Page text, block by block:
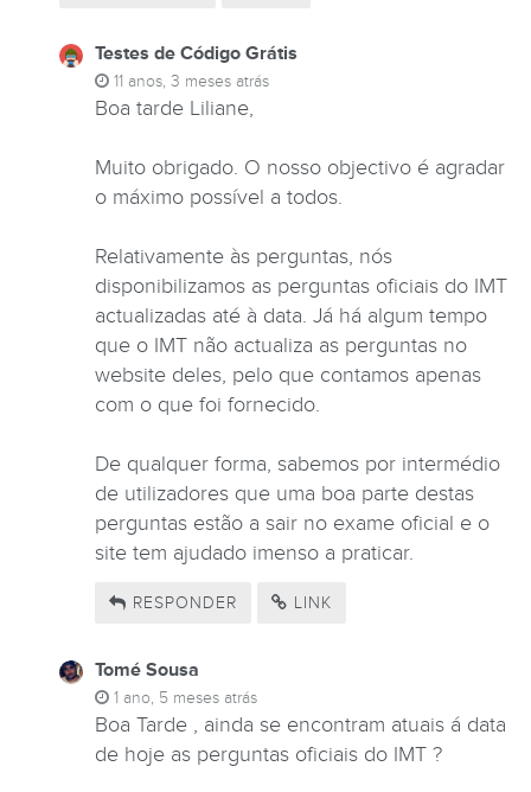
Testes de Código Grátis
11 anos, 3 meses atrás
Boa tarde Liliane,
Muito obrigado. O nosso objectivo é agradar
o máximo possível a todos.
Relativamente às perguntas, nós
disponibilizamos as perguntas oficiais do IMT
actualizadas até à data. Já há algum tempo
que o IMT não actualiza as perguntas no
website deles, pelo que contamos apenas
com o que foi fornecido.
De qualquer forma, sabemos por intermédio
de utilizadores que uma boa parte destas
perguntas estão a sair no exame oficial e o
site tem ajudado imenso a praticar.
RESPONDER LINK
Tomé Sousa
1 ano, 5 meses atrás
Boa Tarde , ainda se encontram atuais á data
de hoje as perguntas oficiais do IMT ?